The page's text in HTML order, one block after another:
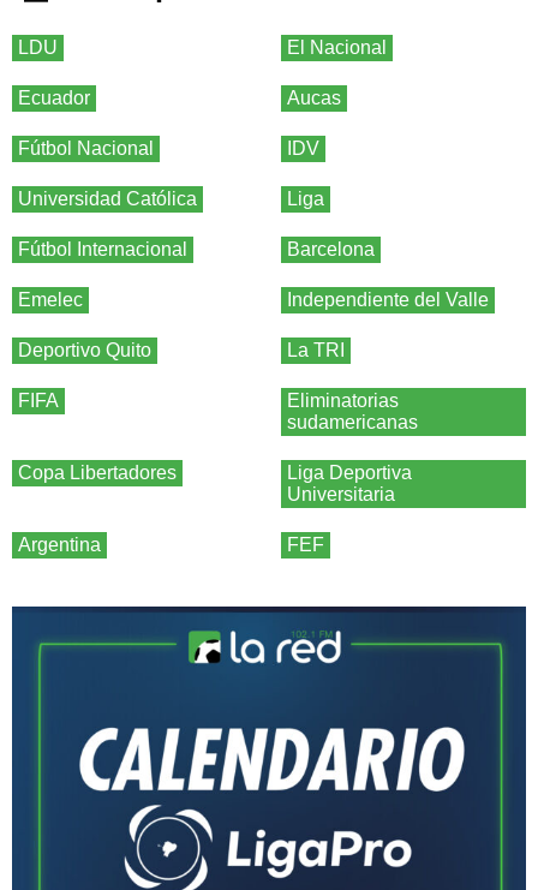
LDU El Nacional
Ecuador Aucas
Fútbol Nacional IDV
Universidad Católica Liga
Fútbol Internacional Barcelona
Emelec Independiente del Valle
Deportivo Quito La TRI
FIFA
Eliminatorias
sudamericanas
Copa Libertadores
Liga Deportiva
Universitaria
Argentina FEF